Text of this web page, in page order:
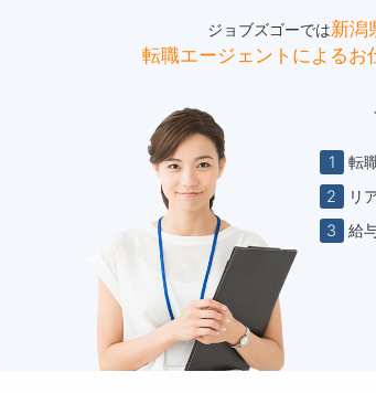
用可能です◎
■月2回の2連休日を
ベートの時間の充
・年次有給休暇の取
【働き方に関して】
・多様な価値観で、
す◎
・意見箱を設置し、
りに注力しています！
・サポートスタッフ
念できる環境です♪
【社内設備】
■充電ステーション
ジョブズゴーでは新潟
転職エージェントによるお
1
転
2
リ
3
給